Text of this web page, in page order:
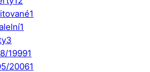
1
1
3
19991
20061